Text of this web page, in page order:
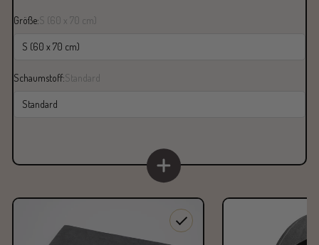
Größe:S (60 x 70 cm)
S (60 x 70 cm)
Schaumstoff:Standard
Standard